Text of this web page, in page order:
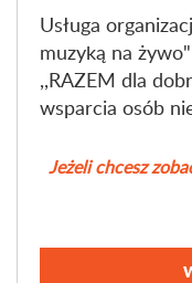
Usługa
muzyką na
,,RAZEM dla
wsparcia osób
Jeżeli chcesz